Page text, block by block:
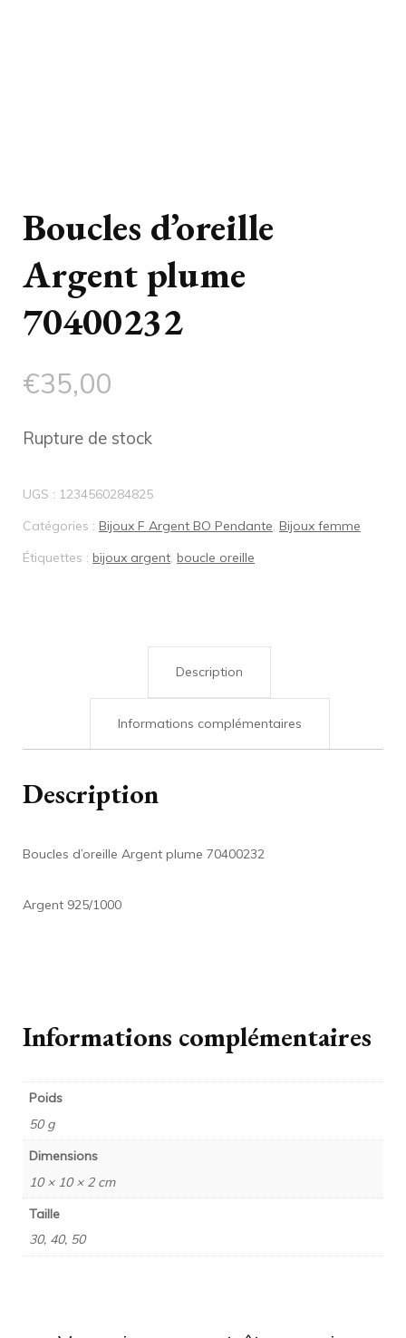
Boucles d’oreille
Argent plume
70400232
€35,00
Rupture de stock
UGS : 1234560284825
Catégories : Bijoux F Argent BO Pendante, Bijoux femme
Étiquettes : bijoux argent, boucle oreille
Description
Informations complémentaires
Description
Boucles d’oreille Argent plume 70400232
Argent 925/1000
Informations complémentaires
Poids
50 g
Dimensions
10 × 10 × 2 cm
Taille
30, 40, 50